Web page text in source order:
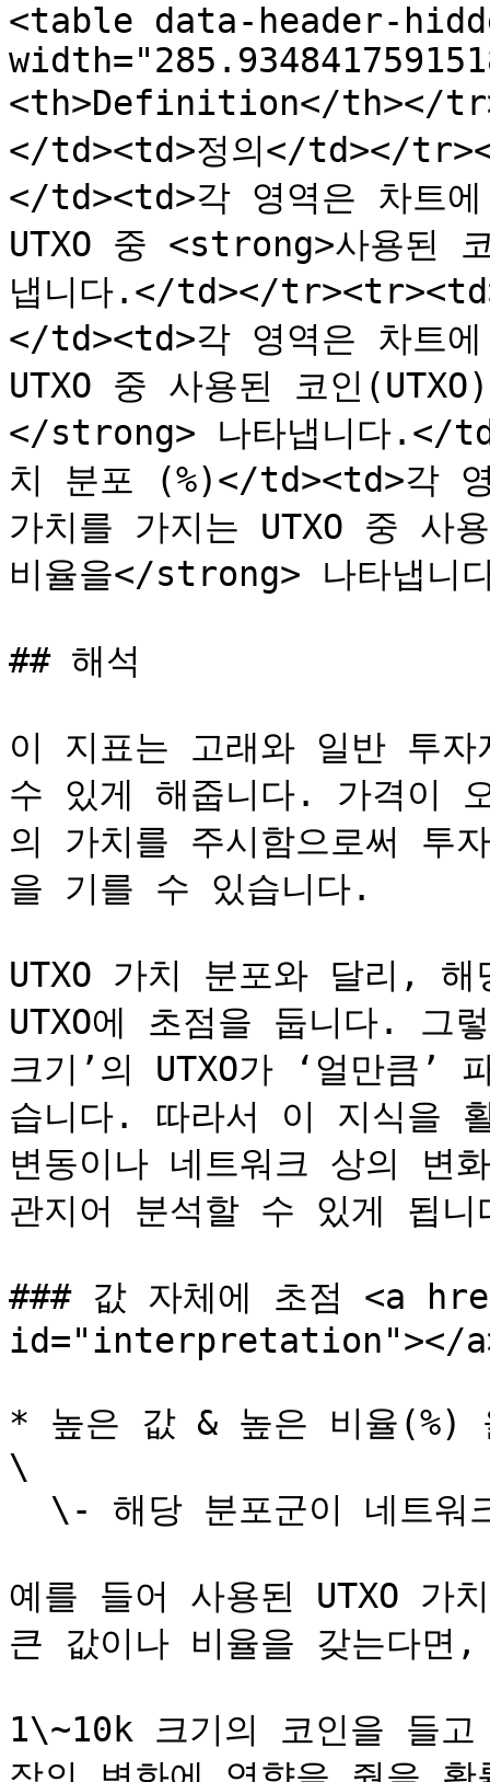
<table data-header-
<th>Definition</th></
</td><td>정의</td></
</td><td>각 영역은 차트에
UTXO 중 <strong>사용된
냅니다.</td></
</td><td>각 영역은 차트에
UTXO 중 사용된 코인
</strong> 나타냅니다.</
치 분포 (%)</td><td>각 영
가치를 가지는 UTXO 중 사
비율을</strong> 나타냅
## 해석
이 지표는 고래와 일반 투
수 있게 해줍니다. 가격이
의 가치를 주시함으로써 투
을 기를 수 있습니다.
UTXO 가치 분포와 달리,
UTXO에 초점을 둡니다. 그
크기’의 UTXO가 ‘얼만큼’
습니다. 따라서 이 지식을
변동이나 네트워크 상의 변
관지어 분석할 수 있게 됩
### 값 자체에 초점 <a
id="interpretation"></
* 높은 값 & 높은 비율(%)
\
예를 들어 사용된 UTXO 가
큰 값이나 비율을 갖는다면,
1\~10k 크기의 코인을 들